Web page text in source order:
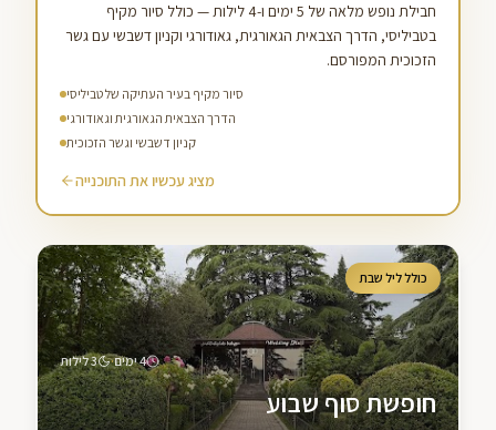
חבילת נופש מלאה של 5 ימים ו-4 לילות — כולל סיור מקיף
בטביליסי, הדרך הצבאית הגאורגית, גאודורגי וקניון דשבשי עם גשר
הזכוכית המפורסם.
סיור מקיף בעיר העתיקה של טביליסי
הדרך הצבאית הגאורגית וגאודורגי
קניון דשבשי וגשר הזכוכית
מציג עכשיו את התוכנייה
כולל ליל שבת
4ימים·
3לילות
חופשת סוף שבוע